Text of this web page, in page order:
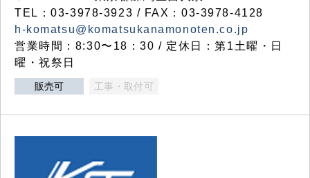
TEL：03-3978-3923 / FAX：03-3978-4128
h-komatsu@komatsukanamonoten.co.jp
営業時間：8:30〜18：30 / 定休日：第1土曜・日
曜・祝祭日
販売可 工事・取付可